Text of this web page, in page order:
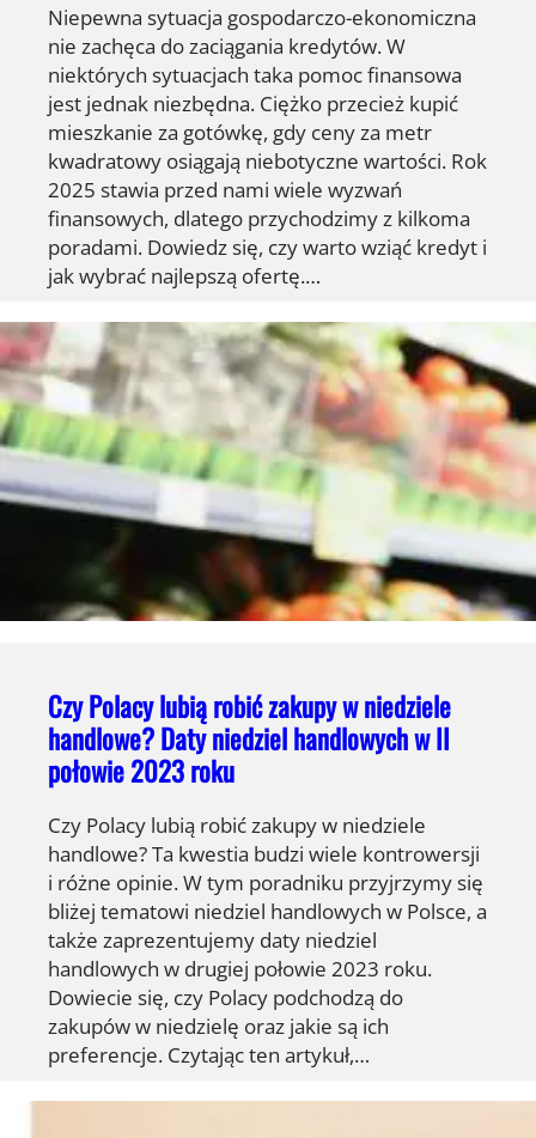
Niepewna sytuacja gospodarczo-ekonomiczna
nie zachęca do zaciągania kredytów. W
niektórych sytuacjach taka pomoc finansowa
jest jednak niezbędna. Ciężko przecież kupić
mieszkanie za gotówkę, gdy ceny za metr
kwadratowy osiągają niebotyczne wartości. Rok
2025 stawia przed nami wiele wyzwań
finansowych, dlatego przychodzimy z kilkoma
poradami. Dowiedz się, czy warto wziąć kredyt i
jak wybrać najlepszą ofertę.…
Czy Polacy lubią robić zakupy w niedziele
handlowe? Daty niedziel handlowych w II
połowie 2023 roku
Czy Polacy lubią robić zakupy w niedziele
handlowe? Ta kwestia budzi wiele kontrowersji
i różne opinie. W tym poradniku przyjrzymy się
bliżej tematowi niedziel handlowych w Polsce, a
także zaprezentujemy daty niedziel
handlowych w drugiej połowie 2023 roku.
Dowiecie się, czy Polacy podchodzą do
zakupów w niedzielę oraz jakie są ich
preferencje. Czytając ten artykuł,…